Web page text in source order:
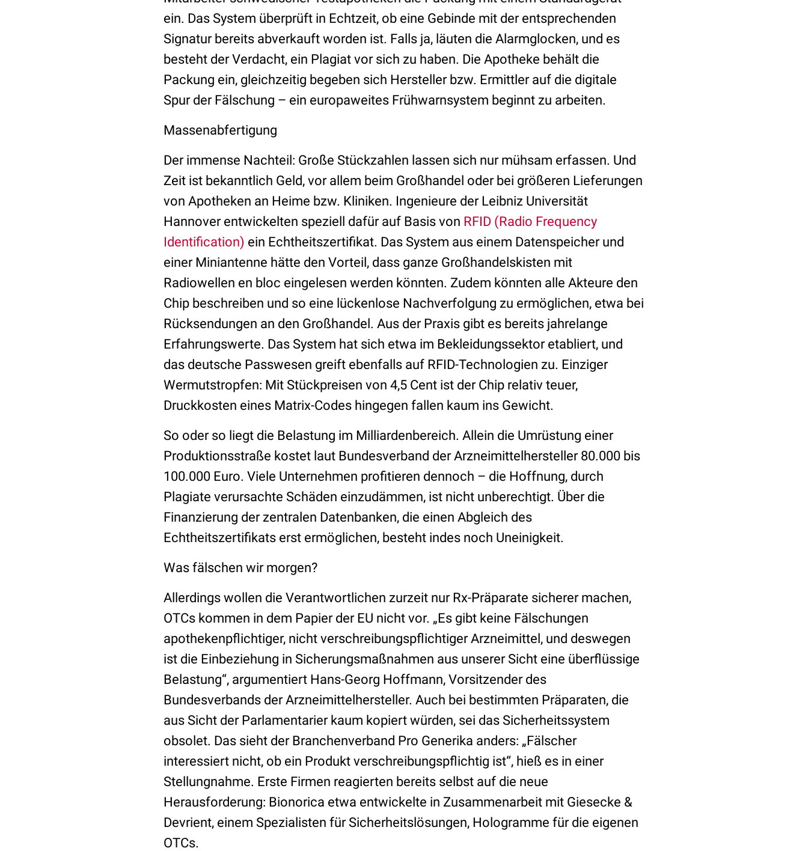
ein. Das System überprüft in Echtzeit, ob eine Gebinde mit der entsprechenden
Signatur bereits abverkauft worden ist. Falls ja, läuten die Alarmglocken, und es
besteht der Verdacht, ein Plagiat vor sich zu haben. Die Apotheke behält die
Packung ein, gleichzeitig begeben sich Hersteller bzw. Ermittler auf die digitale
Spur der Fälschung – ein europaweites Frühwarnsystem beginnt zu arbeiten.
Massenabfertigung
Der immense Nachteil: Große Stückzahlen lassen sich nur mühsam erfassen. Und
Zeit ist bekanntlich Geld, vor allem beim Großhandel oder bei größeren Lieferungen
von Apotheken an Heime bzw. Kliniken. Ingenieure der Leibniz Universität
Hannover entwickelten speziell dafür auf Basis von RFID (Radio Frequency
Identification) ein Echtheitszertifikat. Das System aus einem Datenspeicher und
einer Miniantenne hätte den Vorteil, dass ganze Großhandelskisten mit
Radiowellen en bloc eingelesen werden könnten. Zudem könnten alle Akteure den
Chip beschreiben und so eine lückenlose Nachverfolgung zu ermöglichen, etwa bei
Rücksendungen an den Großhandel. Aus der Praxis gibt es bereits jahrelange
Erfahrungswerte. Das System hat sich etwa im Bekleidungssektor etabliert, und
das deutsche Passwesen greift ebenfalls auf RFID-Technologien zu. Einziger
Wermutstropfen: Mit Stückpreisen von 4,5 Cent ist der Chip relativ teuer,
Druckkosten eines Matrix-Codes hingegen fallen kaum ins Gewicht.
So oder so liegt die Belastung im Milliardenbereich. Allein die Umrüstung einer
Produktionsstraße kostet laut Bundesverband der Arzneimittelhersteller 80.000 bis
100.000 Euro. Viele Unternehmen profitieren dennoch – die Hoffnung, durch
Plagiate verursachte Schäden einzudämmen, ist nicht unberechtigt. Über die
Finanzierung der zentralen Datenbanken, die einen Abgleich des
Echtheitszertifikats erst ermöglichen, besteht indes noch Uneinigkeit.
Was fälschen wir morgen?
Allerdings wollen die Verantwortlichen zurzeit nur Rx-Präparate sicherer machen,
OTCs kommen in dem Papier der EU nicht vor. „Es gibt keine Fälschungen
apothekenpflichtiger, nicht verschreibungspflichtiger Arzneimittel, und deswegen
ist die Einbeziehung in Sicherungsmaßnahmen aus unserer Sicht eine überflüssige
Belastung“, argumentiert Hans-Georg Hoffmann, Vorsitzender des
Bundesverbands der Arzneimittelhersteller. Auch bei bestimmten Präparaten, die
aus Sicht der Parlamentarier kaum kopiert würden, sei das Sicherheitssystem
obsolet. Das sieht der Branchenverband Pro Generika anders: „Fälscher
interessiert nicht, ob ein Produkt verschreibungspflichtig ist“, hieß es in einer
Stellungnahme. Erste Firmen reagierten bereits selbst auf die neue
Herausforderung: Bionorica etwa entwickelte in Zusammenarbeit mit Giesecke &
Devrient, einem Spezialisten für Sicherheitslösungen, Hologramme für die eigenen
OTCs.